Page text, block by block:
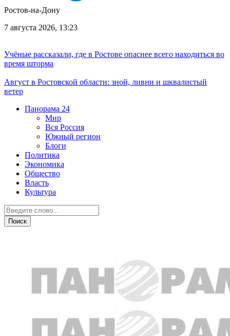
Ростов-на-Дону
7 августа 2026, 13:23
Учёные рассказали, где в Ростове опаснее всего находиться во
время шторма
Август в Ростовской области: зной, ливни и шквалистый
ветер
Панорама 24
Мир
Вся Россия
Южный регион
Блоги
Политика
Экономика
Общество
Власть
Культура